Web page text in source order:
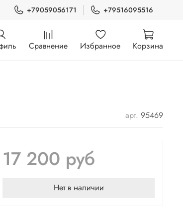
+79059056171 +79516095516
Сравнение Избранное Корзина
арт. 95469
17 200 руб
Нет в наличии